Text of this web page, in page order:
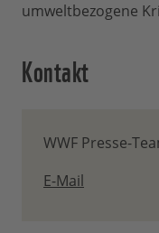
umweltbezogene
Kontakt
WWF Presse-
E-Mail